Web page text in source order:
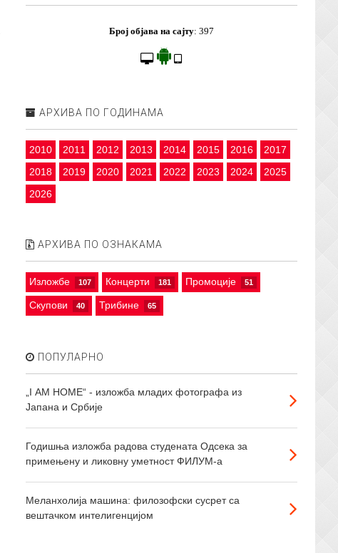
Број објава на сајту: 397
АРХИВА ПО ГОДИНАМА
2010 2011 2012 2013 2014 2015 2016
2017
2018
2019 2020 2021 2022 2023 2024
2025
2026
АРХИВА ПО ОЗНАКАМА
Изложбе 107 Концерти 181 Промоције 51
Скупови 40 Трибине 65
ПОПУЛАРНО
„I АМ HOME“ - изложба младих фотографа из
Јапана и Србије
Годишња изложба радова студената Одсека за
примењену и ликовну уметност ФИЛУМ-а
Меланхолија машина: филозофски сусрет са
вештачком интелигенцијом